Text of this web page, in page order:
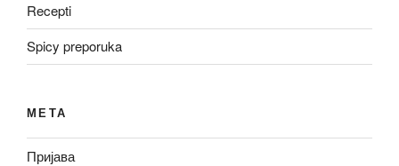
Recepti
Spicy preporuka
МЕТА
Пријава